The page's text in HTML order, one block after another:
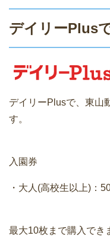
デイリーPlus
デイリーPlusで、東山
す。
入園券
・大人(高校生以上)：
最大10枚まで購入でき